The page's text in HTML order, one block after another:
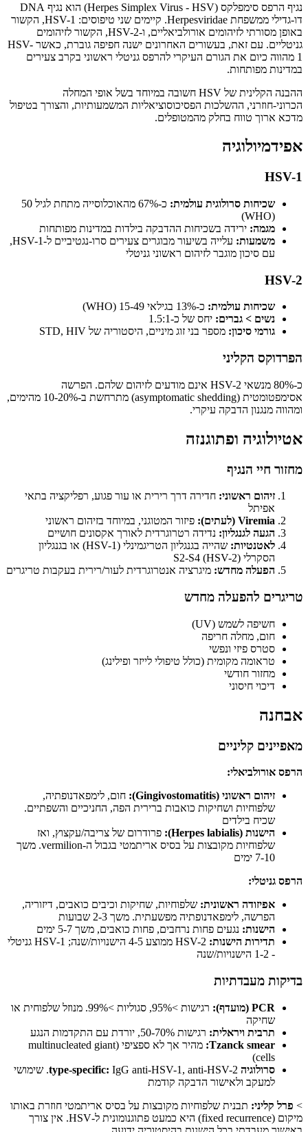
נגיף הרפס סימפלקס (Herpes Simplex Virus - HSV) הוא נגיף DNA
דו-גדילי ממשפחת Herpesviridae. קיימים שני טיפוסים: HSV-1, הקשור
באופן מסורתי לזיהומים אורולביאליים, ו-HSV-2, הקשור לזיהומים
גניטליים. עם זאת, בעשורים האחרונים ישנה חפיפה גוברת, כאשר HSV-
1 מהווה כיום את הגורם העיקרי להרפס גניטלי ראשוני בקרב צעירים
במדינות מפותחות.
ההבנה הקלינית של HSV חשובה במיוחד בשל אופי המחלה
הכרוני-חוזרני, ההשלכות הפסיכוסוציאליות המשמעותיות, והצורך בטיפול
מדכא ארוך טווח בחלק מהמטופלים.
אפידמיולוגיה
HSV-1
שכיחות סרולוגית עולמית:
כ-67% מהאוכלוסייה מתחת לגיל 50
(WHO)
מגמה: ירידה בשכיחות ההדבקה בילדות במדינות מפותחות
משמעות:
עלייה בשיעור מבוגרים צעירים סרו-נגטיביים ל-HSV-1,
עם סיכון מוגבר לזיהום ראשוני גניטלי
HSV-2
שכיחות עולמית: כ-13% בגילאי 15-49 (WHO)
נשים > גברים: יחס של כ-1.5:1
גורמי סיכון: מספר בני זוג מיניים, היסטוריה של STD, HIV
הפרדוקס הקליני
כ-80% מנשאי HSV-2 אינם מודעים לזיהום שלהם. הפרשה
אסימפטומטית (asymptomatic shedding) מתרחשת ב-10-20% מהימים,
ומהווה מנגנון הדבקה עיקרי.
אטיולוגיה ופתוגנזה
מחזור חיי הנגיף
זיהום ראשוני: חדירה דרך רירית או עור פגוע, רפליקציה בתאי
אפיתל
Viremia (לעתים):
פיזור המטוגני, במיוחד בזיהום ראשוני
הגעה לגנגליון: נדידה רטרוגרדית לאורך אקסונים חושיים
לאטנטיות:
שהייה בגנגליון הטריגמינלי (HSV-1) או בגנגליון
הסקרלי S2-S4 (HSV-2)
הפעלה מחדש: מיגרציה אנטרוגרדית לעור/רירית בעקבות טריגרים
טריגרים להפעלה מחדש
חשיפה לשמש (UV)
חום, מחלה חריפה
סטרס פיזי ונפשי
טראומה מקומית (כולל טיפולי לייזר ופילינג)
מחזור חודשי
דיכוי חיסוני
אבחנה
מאפיינים קליניים
הרפס אורולביאלי:
זיהום ראשוני (Gingivostomatitis):
חום, לימפאדנופתיה,
שלפוחיות ושחיקות כואבות ברירית הפה, החניכיים והשפתיים.
שכיח בילדים
הישנות (Herpes labialis):
פרודרום של צריבה/עקצוץ, ואז
שלפוחיות מקובצות על בסיס אריתמטי בגבול ה-vermilion. משך
7-10 ימים
הרפס גניטלי:
אפיזודה ראשונית: שלפוחיות, שחיקות וכיבים כואבים, דיזוריה,
הפרשה, לימפאדנופתיה מפשעתית. משך 2-3 שבועות
הישנות: נגעים פחות נרחבים, פחות כואבים, משך 5-7 ימים
תדירות הישנות:
HSV-2 ממוצע 4-5 הישנויות/שנה; HSV-1 גניטלי
- 1-2 הישנויות/שנה
בדיקות מעבדתיות
PCR (מועדף):
רגישות >95%, סגוליות >99%. מנוזל שלפוחית או
שחיקה
תרבית ויראלית: רגישות 50-70%, יורדת עם התקדמות הנגע
Tzanck smear:
מהיר אך לא ספציפי (multinucleated giant
cells)
סרולוגיה type-specific:
IgG anti-HSV-1, anti-HSV-2. שימושי
למעקב ולאישור הדבקה קודמת
> פרל קליני: תבנית שלפוחיות מקובצות על בסיס אריתמטי חוזרת באותו
מיקום (fixed recurrence) היא כמעט פתוגנומונית ל-HSV. אין צורך